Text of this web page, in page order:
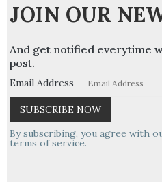
JOIN OUR
And get notified everytime
post.
Email Address
By subscribing, you agree with
terms of service.